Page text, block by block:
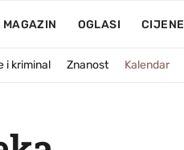
MAGAZIN OGLASI CIJENE
i kriminal Znanost Kalendar